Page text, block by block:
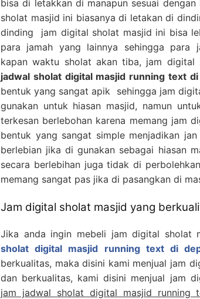
bisa di letakkan di manapun sesuai
sholat masjid ini biasanya di letakan di
dinding jam digital sholat masjid ini bisa
para jamah yang lainnya sehingga para
kapan waktu sholat akan tiba, jam digital
jadwal sholat digital masjid running text
bentuk yang sangat apik sehingga jam
gunakan untuk hiasan masjid, namun
terkesan berlebohan karena memang jam
bentuk yang sangat simple menjadikan
berlebian jika di gunakan sebagai hiasan
secara berlebihan juga tidak di
memang sangat pas jika di pasangkan di
Jam digital sholat masjid yang
Jika anda ingin mebeli jam digital sholat
sholat digital masjid running text di
berkualitas, maka disini kami menjual jam
dan berkualitas, kami disini menjual jam
jam jadwal sholat digital masjid running